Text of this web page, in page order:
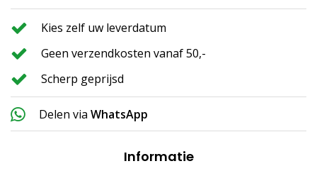
Kies zelf uw leverdatum
Geen verzendkosten vanaf 50,-
Scherp geprijsd
Delen via WhatsApp
Informatie